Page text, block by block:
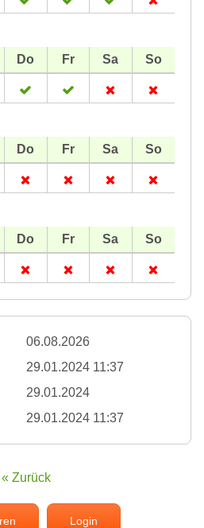
06.08.2026
29.01.2024 11:37
29.01.2024
29.01.2024 11:37
« Zurück
Login